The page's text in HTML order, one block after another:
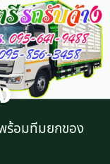
ร้อมทีมยกของ